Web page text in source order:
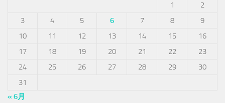
1
2
3
4 5 6 7 8
9
10
11 12 13 14 15
16
17
18 19 20 21 22
23
24
25 26 27 28 29
30
31
« 6月